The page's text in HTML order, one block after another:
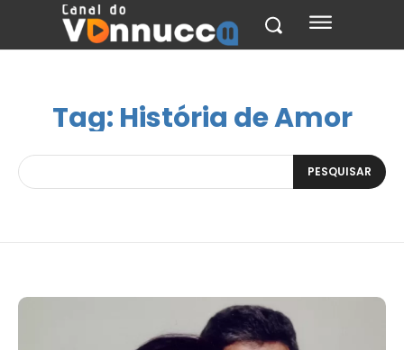
Tag: História de Amor
PESQUISAR